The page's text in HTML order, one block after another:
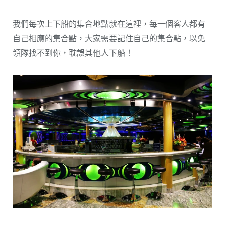
我們每次上下船的集合地點就在這裡，每一個客人都有
自己相應的集合點，大家需要記住自己的集合點，以免
領隊找不到你，耽誤其他人下船！